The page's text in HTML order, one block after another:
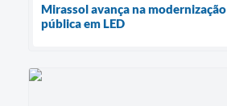
Mirassol avança na
pública em LED